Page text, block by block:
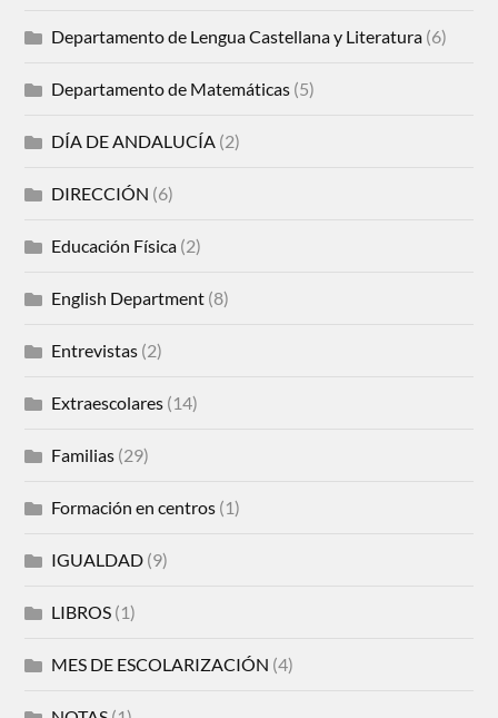
Departamento de Lengua Castellana y Literatura (6)
Departamento de Matemáticas (5)
DÍA DE ANDALUCÍA (2)
DIRECCIÓN (6)
Educación Física (2)
English Department (8)
Entrevistas (2)
Extraescolares (14)
Familias (29)
Formación en centros (1)
IGUALDAD (9)
LIBROS (1)
MES DE ESCOLARIZACIÓN (4)